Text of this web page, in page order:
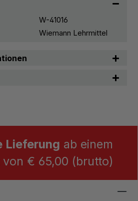
W-41016
Wiemann Lehrmittel
Lieferung ab einem
€ 65,00 (brutto)